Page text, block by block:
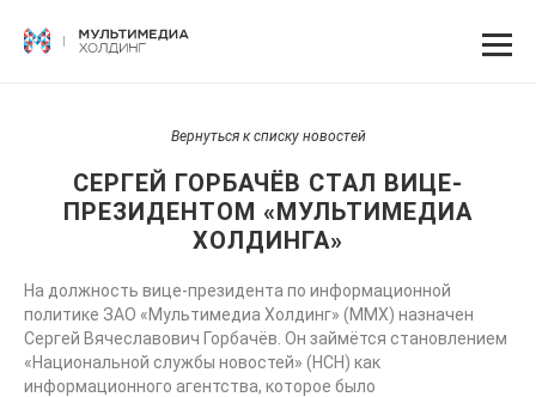
Вернуться к списку новостей
СЕРГЕЙ ГОРБАЧЁВ СТАЛ ВИЦЕ-
ПРЕЗИДЕНТОМ «МУЛЬТИМЕДИА
ХОЛДИНГА»
На должность вице-президента по информационной
политике ЗАО «Мультимедиа Холдинг» (ММХ) назначен
Сергей Вячеславович Горбачёв. Он займётся становлением
«Национальной службы новостей» (НСН) как
информационного агентства, которое было